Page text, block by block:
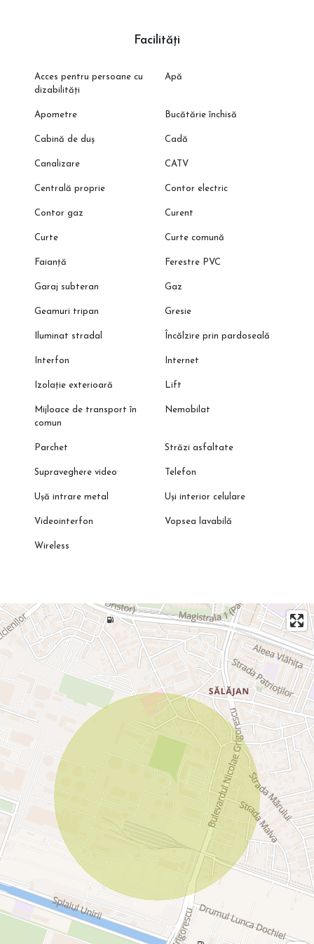
Facilități
Acces pentru persoane cu
dizabilități
Apă
Apometre Bucătărie închisă
Cabină de duș Cadă
Canalizare CATV
Centrală proprie Contor electric
Contor gaz Curent
Curte Curte comună
Faianță Ferestre PVC
Garaj subteran Gaz
Geamuri tripan Gresie
Iluminat stradal Încălzire prin pardoseală
Interfon Internet
Izolație exterioară Lift
Mijloace de transport în
comun
Nemobilat
Parchet Străzi asfaltate
Supraveghere video Telefon
Ușă intrare metal Uși interior celulare
Videointerfon Vopsea lavabilă
Wireless